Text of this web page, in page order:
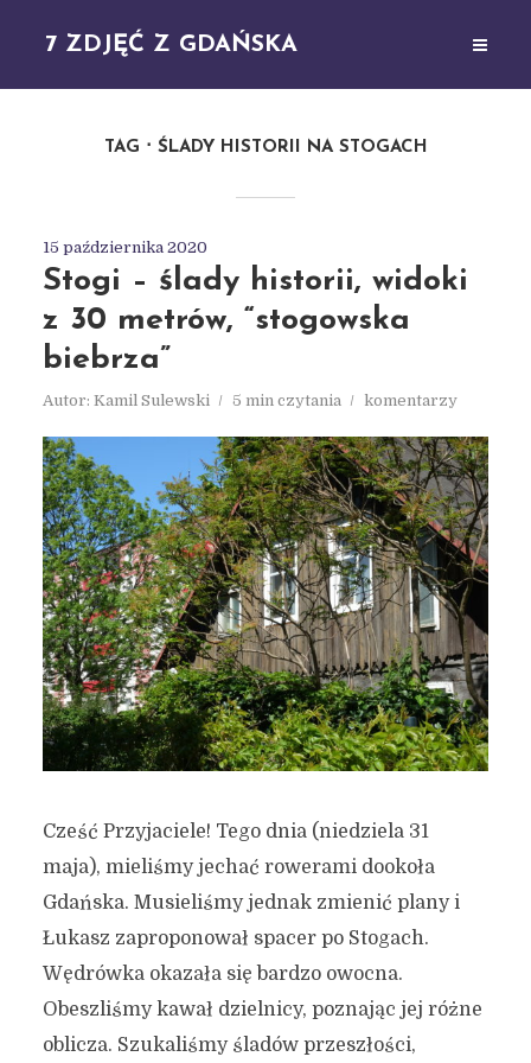
7 ZDJĘĆ Z GDAŃSKA
TAG ŚLADY HISTORII NA STOGACH
15 października 2020
Stogi – ślady historii, widoki
z 30 metrów, “stogowska
biebrza”
Autor: Kamil Sulewski 5 min czytania komentarzy
Cześć Przyjaciele! Tego dnia (niedziela 31
maja), mieliśmy jechać rowerami dookoła
Gdańska. Musieliśmy jednak zmienić plany i
Łukasz zaproponował spacer po Stogach.
Wędrówka okazała się bardzo owocna.
Obeszliśmy kawał dzielnicy, poznając jej różne
oblicza. Szukaliśmy śladów przeszłości,